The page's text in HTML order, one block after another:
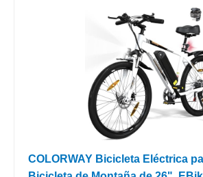
COLORWAY Bicicleta Eléctrica